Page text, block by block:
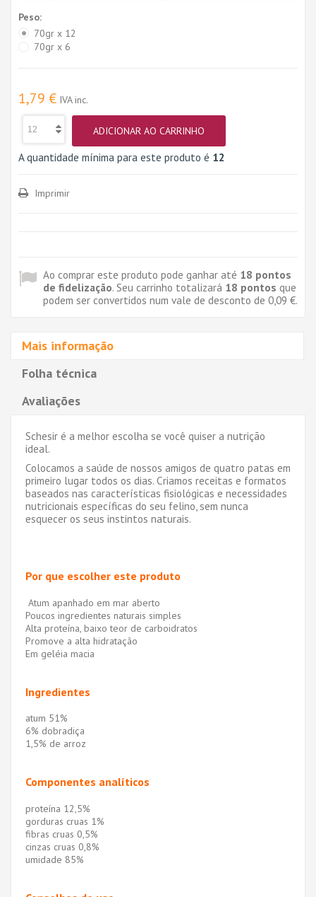
Peso:
70gr x 12
70gr x 6
1,79 € IVA inc.
ADICIONAR AO CARRINHO
A quantidade mínima para este produto é 12
Imprimir
Ao comprar este produto pode ganhar até 18 pontos
de fidelização. Seu carrinho totalizará 18 pontos que
podem ser convertidos num vale de desconto de 0,09 €.
Mais informação
Folha técnica
Avaliações
Schesir é a melhor escolha se você quiser a nutrição
ideal.
Colocamos a saúde de nossos amigos de quatro patas em
primeiro lugar todos os dias. Criamos receitas e formatos
baseados nas características fisiológicas e necessidades
nutricionais específicas do seu felino, sem nunca
esquecer os seus instintos naturais.
Por que escolher este produto
Atum apanhado em mar aberto
Poucos ingredientes naturais simples
Alta proteína, baixo teor de carboidratos
Promove a alta hidratação
Em geléia macia
Ingredientes
atum 51%
6% dobradiça
1,5% de arroz
Componentes analíticos
proteína 12,5%
gorduras cruas 1%
fibras cruas 0,5%
cinzas cruas 0,8%
umidade 85%